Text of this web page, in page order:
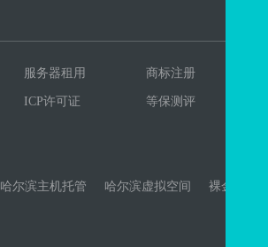
服务器租用 商标注册
ICP许可证 等保测评
哈尔滨主机托管 哈尔滨虚拟空间
裸金属